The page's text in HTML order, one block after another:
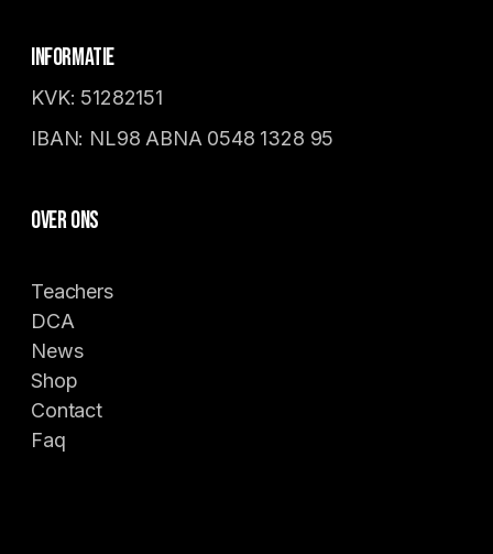
Informatie
KVK: 51282151
IBAN: NL98 ABNA 0548 1328 95
Over ons
Teachers
DCA
News
Shop
Contact
Faq